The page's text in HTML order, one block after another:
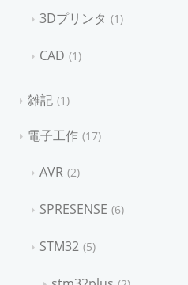
3Dプリンタ 1
CAD 1
雑記 1
電子工作 17
AVR 2
SPRESENSE 6
STM32 5